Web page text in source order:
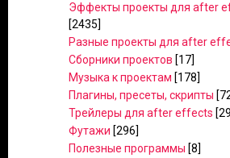
Эффекты проекты для after
[2435]
Разные проекты для after
Сборники проектов [17]
Музыка к проектам [178]
Плагины, пресеты, скрипты
Трейлеры для after effects
Футажи [296]
Полезные программы [8]